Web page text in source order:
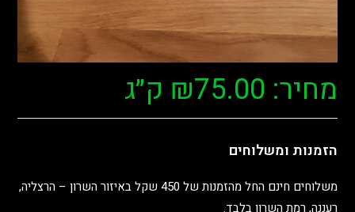
מחיר: ₪75.00 ק״ג
הזמנות ומשלוחים
משלוחים חינם החל מהזמנות של 450 שקל באיזור השרון – הרצליה,
רעננה, רמת השרון בלבד.